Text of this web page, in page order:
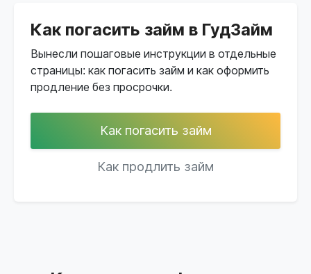
Как погасить займ в ГудЗайм
Вынесли пошаговые инструкции в отдельные
страницы: как погасить займ и как оформить
продление без просрочки.
Как погасить займ
Как продлить займ